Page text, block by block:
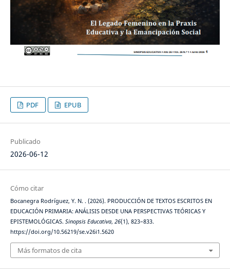
PDF EPUB
Publicado
2026-06-12
Cómo citar
Bocanegra Rodríguez, Y. N. . (2026). PRODUCCIÓN DE TEXTOS ESCRITOS EN
EDUCACIÓN PRIMARIA: ANÁLISIS DESDE UNA PERSPECTIVAS TEÓRICAS Y
EPISTEMOLÓGICAS. Sinopsis Educativa, 26(1), 823–833.
https://doi.org/10.56219/se.v26i1.5620
Más formatos de cita